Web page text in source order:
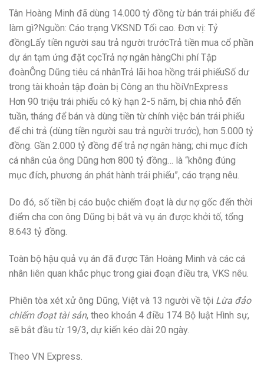
Tân Hoàng Minh đã dùng 14.000 tỷ đồng từ bán trái phiếu để
làm gì?Nguồn: Cáo trạng VKSND Tối cao. Đơn vị: Tỷ
đồngLấy tiền người sau trả người trướcTrả tiền mua cổ phần
dự án tạm ứng đặt cọcTrả nợ ngân hàngChi phí Tập
đoànÔng Dũng tiêu cá nhânTrả lãi hoa hồng trái phiếuSố dư
trong tài khoản tập đoàn bị Công an thu hồiVnExpress
Hơn 90 triệu trái phiếu có kỳ hạn 2-5 năm, bị chia nhỏ đến
tuần, tháng để bán và dùng tiền từ chính việc bán trái phiếu
để chi trả (dùng tiền người sau trả người trước), hơn 5.000 tỷ
đồng. Gần 2.000 tỷ đồng để trả nợ ngân hàng; chi mục đích
cá nhân của ông Dũng hơn 800 tỷ đồng… là “không đúng
mục đích, phương án phát hành trái phiếu”, cáo trạng nêu.
Do đó, số tiền bị cáo buộc chiếm đoạt là dư nợ gốc đến thời
điểm cha con ông Dũng bị bắt và vụ án được khởi tố, tổng
8.643 tỷ đồng.
Toàn bộ hậu quả vụ án đã được Tân Hoàng Minh và các cá
nhân liên quan khắc phục trong giai đoạn điều tra, VKS nêu.
Phiên tòa xét xử ông Dũng, Việt và 13 người về tội Lừa đảo
chiếm đoạt tài sản, theo khoản 4 điều 174 Bộ luật Hình sự,
sẽ bắt đầu từ 19/3, dự kiến kéo dài 20 ngày.
Theo VN Express.